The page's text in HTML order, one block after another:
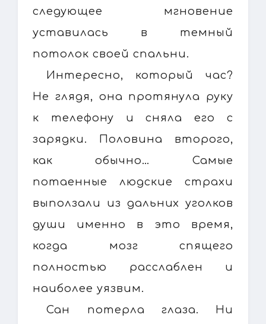
следующее мгновение
уставилась в темный
потолок своей спальни.
Интересно, который час?
Не глядя, она протянула руку
к телефону и сняла его с
зарядки. Половина второго,
как обычно… Самые
потаенные людские страхи
выползали из дальних уголков
души именно в это время,
когда мозг спящего
полностью расслаблен и
наиболее уязвим.
Сан потерла глаза. Ни